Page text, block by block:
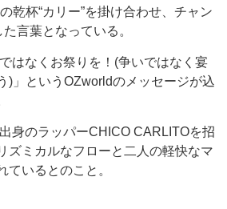
乾杯“カリー”を掛け合わせ、チャン
言葉となっている。
はなくお祭りを！(争いではなく宴
)」というOZworldのメッセージが込
身のラッパーCHICO CARLITOを招
ズミカルなフローと二人の軽快なマ
ているとのこと。